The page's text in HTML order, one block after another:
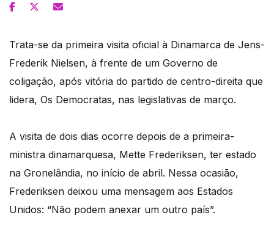
Trata-se da primeira visita oficial à Dinamarca de Jens-
Frederik Nielsen, à frente de um Governo de
coligação, após vitória do partido de centro-direita que
lidera, Os Democratas, nas legislativas de março.
A visita de dois dias ocorre depois de a primeira-
ministra dinamarquesa, Mette Frederiksen, ter estado
na Gronelândia, no início de abril. Nessa ocasião,
Frederiksen deixou uma mensagem aos Estados
Unidos: “Não podem anexar um outro país”.